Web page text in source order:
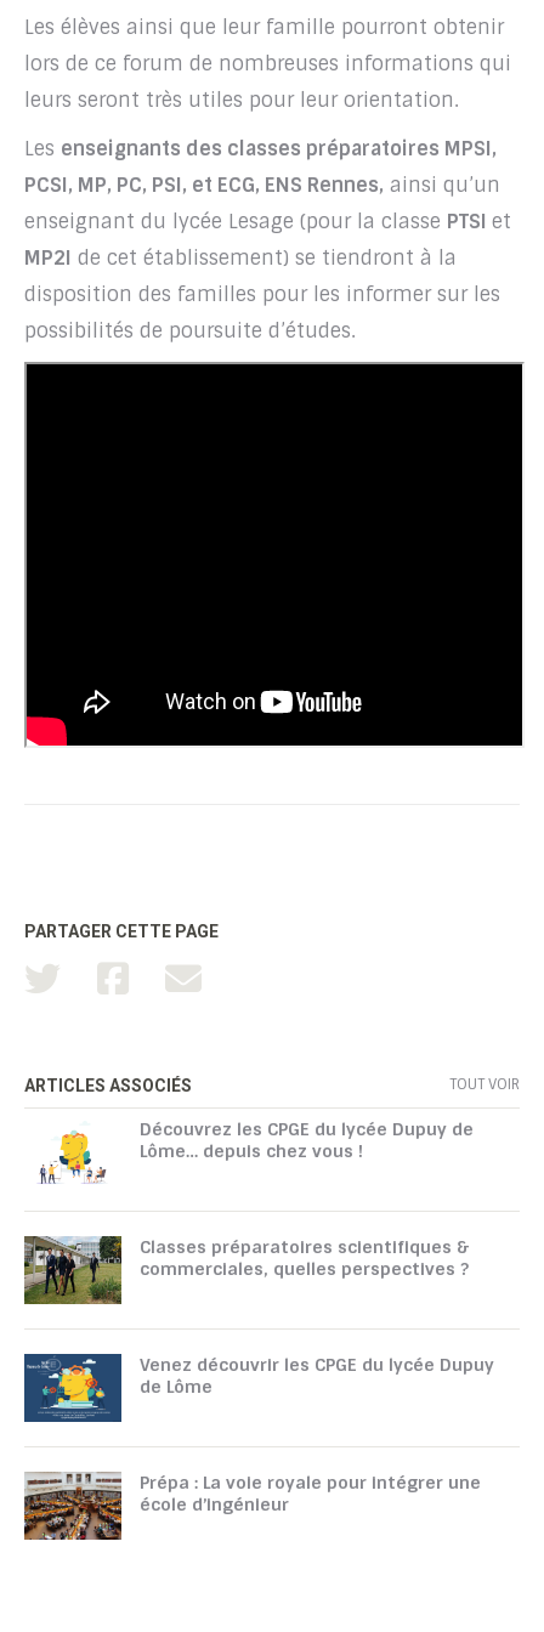
Les élèves ainsi que leur famille pourront obtenir
lors de ce forum de nombreuses informations qui
leurs seront très utiles pour leur orientation.
Les enseignants des classes préparatoires MPSI,
PCSI, MP, PC, PSI, et ECG, ENS Rennes, ainsi qu’un
enseignant du lycée Lesage (pour la classe PTSI et
MP2I de cet établissement) se tiendront à la
disposition des familles pour les informer sur les
possibilités de poursuite d’études.
PARTAGER CETTE PAGE
ARTICLES ASSOCIÉS TOUT VOIR
Découvrez les CPGE du lycée Dupuy de
Lôme… depuis chez vous !
Classes préparatoires scientifiques &
commerciales, quelles perspectives ?
Venez découvrir les CPGE du lycée Dupuy
de Lôme
Prépa : La voie royale pour intégrer une
école d’ingénieur